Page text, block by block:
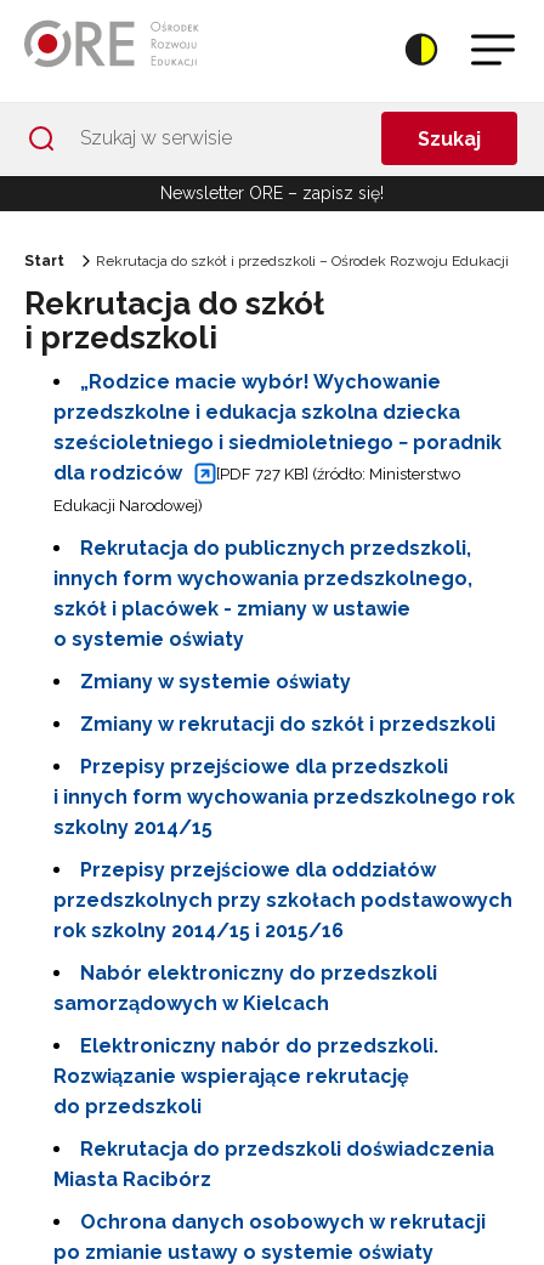
Szukaj
Newsletter ORE – zapisz się!
Start Rekrutacja do szkół i przedszkoli – Ośrodek Rozwoju Edukacji
Rekrutacja do szkół
i przedszkoli
„Rodzice macie wybór! Wychowanie
przedszkolne i edukacja szkolna dziecka
sześcioletniego i siedmioletniego − poradnik
dla rodziców
[PDF 727 KB] (źródło: Ministerstwo
Edukacji Narodowej)
Rekrutacja do publicznych przedszkoli,
innych form wychowania przedszkolnego,
szkół i placówek - zmiany w ustawie
o systemie oświaty
Zmiany w systemie oświaty
Zmiany w rekrutacji do szkół i przedszkoli
Przepisy przejściowe dla przedszkoli
i innych form wychowania przedszkolnego rok
szkolny 2014/15
Przepisy przejściowe dla oddziałów
przedszkolnych przy szkołach podstawowych
rok szkolny 2014/15 i 2015/16
Nabór elektroniczny do przedszkoli
samorządowych w Kielcach
Elektroniczny nabór do przedszkoli.
Rozwiązanie wspierające rekrutację
do przedszkoli
Rekrutacja do przedszkoli doświadczenia
Miasta Racibórz
Ochrona danych osobowych w rekrutacji
po zmianie ustawy o systemie oświaty